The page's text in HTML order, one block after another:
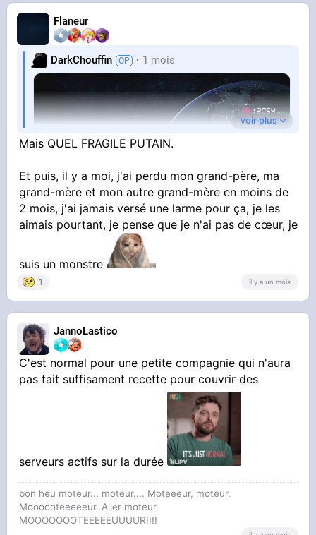
Flaneur
DarkChouffin 1 mois
STREAMABLE
_Aujourd_hui_est_la_fin_des_serveurs_de_la_
Wii_U_et_de_la_3DS_voici_m_eFYX6u
Il est brisax de chez turbo brisax
Voir plus
Mais QUEL FRAGILE PUTAIN.
Et puis, il y a moi, j'ai perdu mon grand-père, ma
grand-mère et mon autre grand-mère en moins de
2 mois, j'ai jamais versé une larme pour ça, je les
aimais pourtant, je pense que je n'ai pas de cœur, je
suis un monstre
1 il y a un mois
JannoLastico
C'est normal pour une petite compagnie qui n'aura
pas fait suffisament recette pour couvrir des
serveurs actifs sur la durée
bon heu moteur... moteur.... Moteeeur, moteur.
Moooooteeeeeur. Aller moteur.
MOOOOOOOTEEEEEUUUUR!!!!